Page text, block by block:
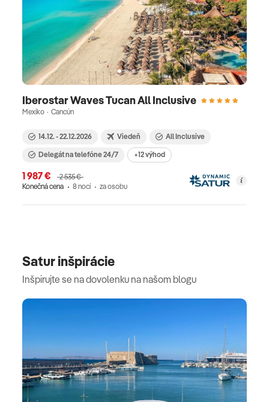
Iberostar Waves Tucan All Inclusive
Mexiko · Cancún
14.12. - 22.12.2026 Viedeň
All Inclusive
Delegát na telefóne 24/7
+12 výhod
1 987 €
2 535 €
Konečná cena
8 nocí za osobu
Satur inšpirácie
Inšpirujte se na dovolenku na našom blogu